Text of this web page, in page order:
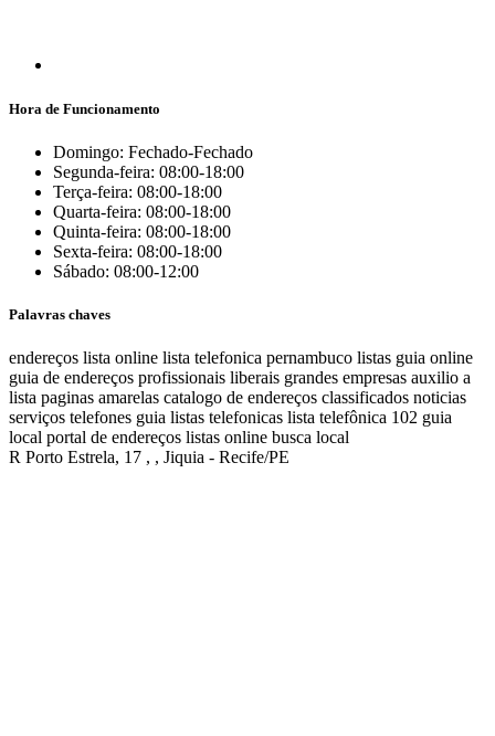
Hora de Funcionamento
Domingo: Fechado-Fechado
Segunda-feira: 08:00-18:00
Terça-feira: 08:00-18:00
Quarta-feira: 08:00-18:00
Quinta-feira: 08:00-18:00
Sexta-feira: 08:00-18:00
Sábado: 08:00-12:00
Palavras chaves
endereços lista online lista telefonica pernambuco listas guia online
guia de endereços profissionais liberais grandes empresas auxilio a
lista paginas amarelas catalogo de endereços classificados noticias
serviços telefones guia listas telefonicas lista telefônica 102 guia
local portal de endereços listas online busca local
R Porto Estrela, 17 , , Jiquia - Recife/PE